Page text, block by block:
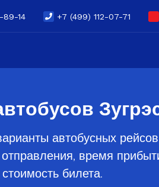
89-14 +7 (499) 112-07-71
автобусных
время
стоимость билета.